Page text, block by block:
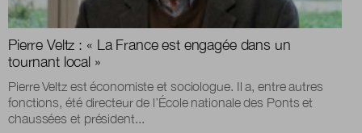
Pierre Veltz : « La France est engagée dans un
tournant local »
Pierre Veltz est économiste et sociologue. Il a, entre autres
fonctions, été directeur de l’École nationale des Ponts et
chaussées et président...